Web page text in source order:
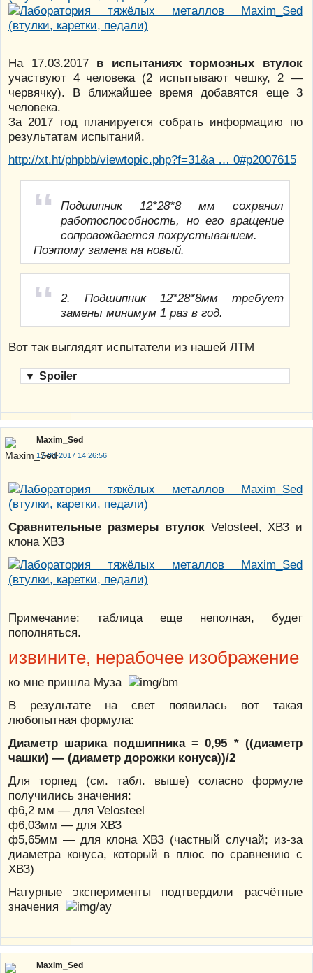
На 17.03.2017 в испытаниях тормозных втулок
участвуют 4 человека (2 испытывают чешку, 2 —
червячку). В ближайшее время добавятся еще 3
человека.
За 2017 год планируется собрать информацию по
результатам испытаний.
http://xt.ht/phpbb/viewtopic.php?f=31&a … 0#p2007615
Подшипник 12*28*8 мм сохранил
работоспособность, но его вращение
сопровождается похрустыванием.
Поэтому замена на новый.
2. Подшипник 12*28*8мм требует
замены минимум 1 раз в год.
Вот так выглядят испытатели из нашей ЛТМ
▼ Spoiler
Maxim_Sed
17-03-2017 14:26:56
Сравнительные размеры втулок Velosteel, ХВЗ и
клона ХВЗ
Примечание: таблица еще неполная, будет
пополняться.
извините, нерабочее изображение
ко мне пришла Муза
В результате на свет появилась вот такая
любопытная формула:
Диаметр шарика подшипника = 0,95 * ((диаметр
чашки) — (диаметр дорожки конуса))/2
Для торпед (см. табл. выше) соласно формуле
получились значения:
ф6,2 мм — для Velosteel
ф6,03мм — для ХВЗ
ф5,65мм — для клона ХВЗ (частный случай; из-за
диаметра конуса, который в плюс по сравнению с
ХВЗ)
Натурные эксперименты подтвердили расчётные
значения
Maxim_Sed